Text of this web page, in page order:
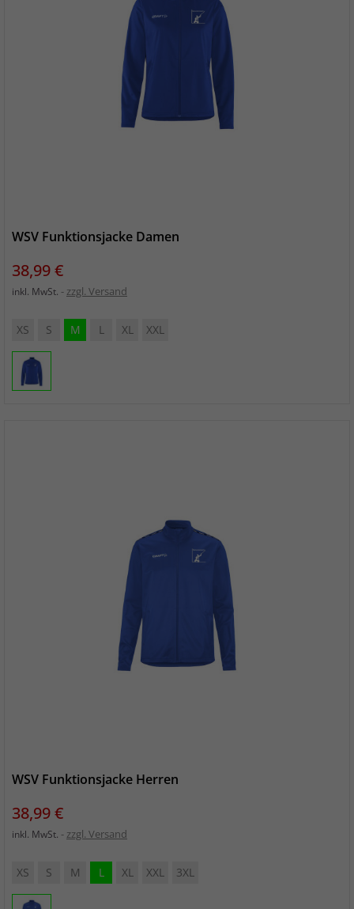
WSV Funktionsjacke Damen
Preis
38,99 €
inkl. MwSt. zzgl. Versand
XS S M L XL XXL
WSV Funktionsjacke Herren
Preis
38,99 €
inkl. MwSt. zzgl. Versand
XS S M L XL XXL 3XL